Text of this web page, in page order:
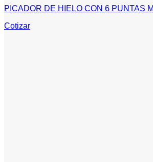
PICADOR DE HIELO CON 6 PUNTAS
Cotizar